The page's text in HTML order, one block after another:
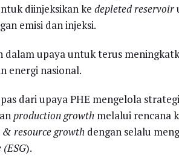
diinjeksikan ke depleted reservoir
emisi dan injeksi.
dalam upaya untuk terus
energi nasional.
dari upaya PHE mengelola
production growth melalui rencana
& resource growth dengan selalu
(ESG).